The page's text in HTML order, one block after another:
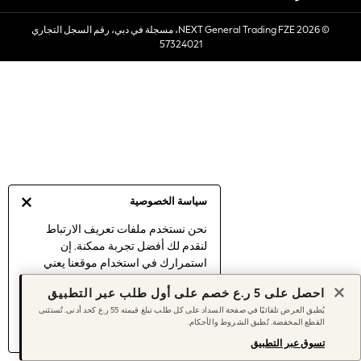
سياسة الخصوصية
نحن نستخدم ملفات تعريف الارتباط
لنقدم لك أفضل تجربة ممكنة. إن
استمرارك في استخدام موقعنا يعني
الارتباط.
اكتشف المزيد عن إدارة إعدادات ملفات
تعريف الارتباط (الكوكيز).
Sets & Outfits
Linen Collection
Women's Holiday Shop
Women's Travel Styles
Linen Collection
Tops & T-Shirts
Cover Ups & Kaftans
Sandals
Swimwear
© 2026 NEXT General Trading FZE، مسجلة في دبي، رقم السجل التجاري
57324021
احصل على 5 ر.ع خصم على أول طلب عبر التطبيق
يُطبق العرض تلقائيًا في صفحة السداد على كل طلب تبلغ قيمته 55 ر.ع كحد أدنى. تُستثنى
القطع المخفضة. تُطبق الشروط والأحكام.
تسوق عبر التطبيق